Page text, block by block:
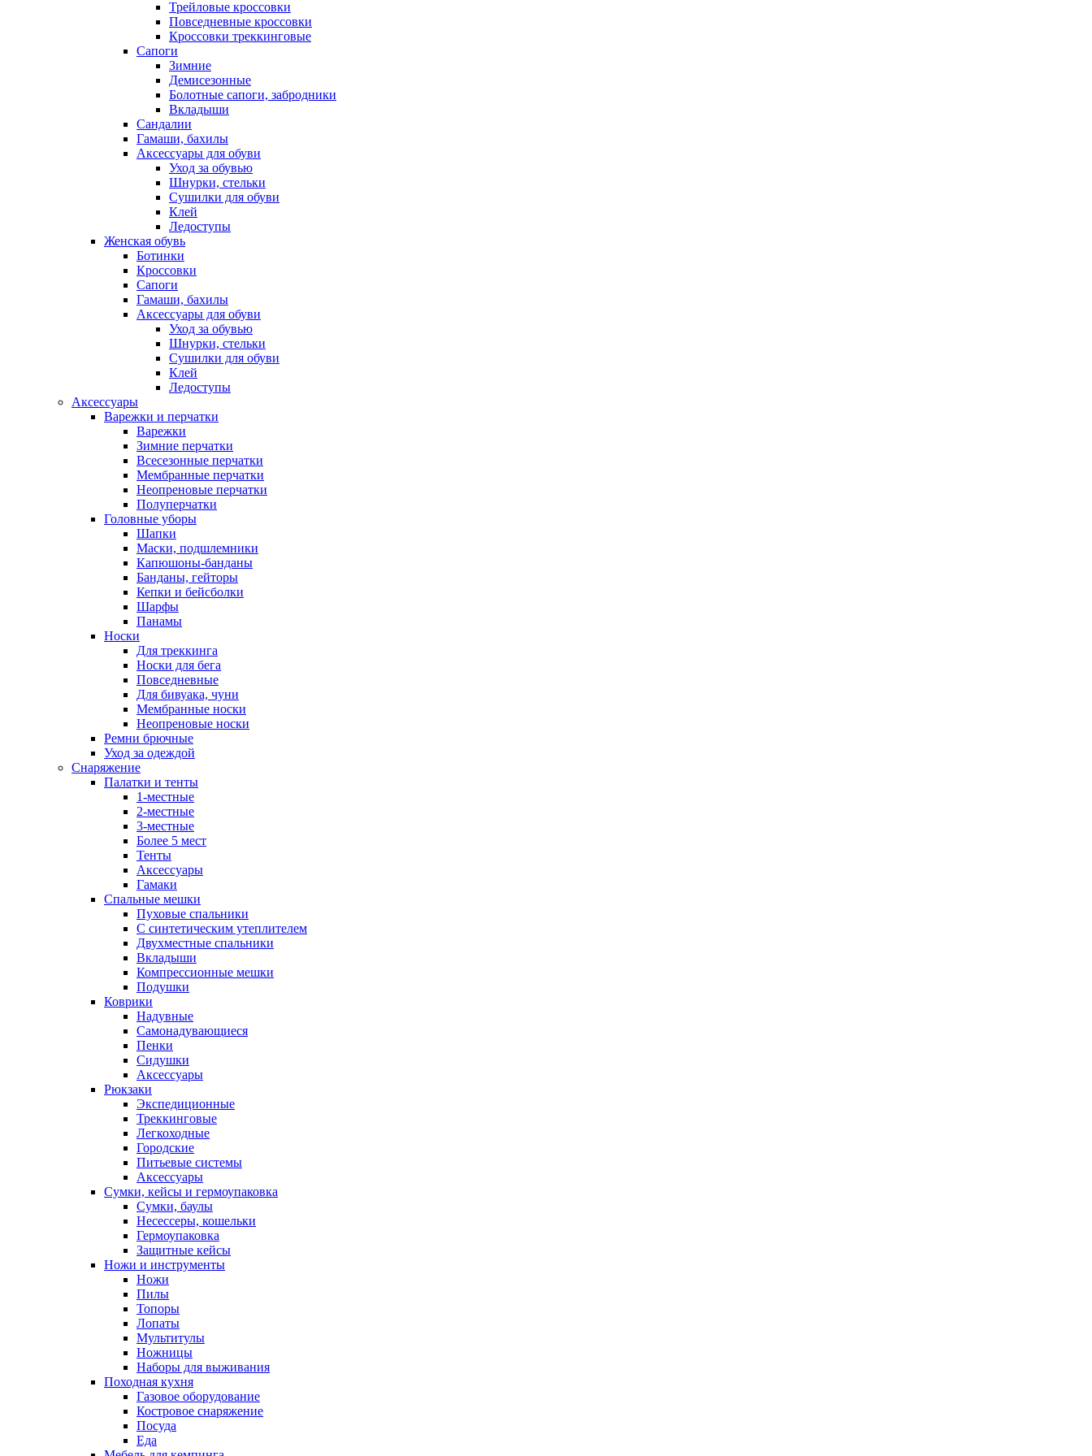
Трейловые кроссовки
Повседневные кроссовки
Кроссовки треккинговые
Сапоги
Зимние
Демисезонные
Болотные сапоги, забродники
Вкладыши
Сандалии
Гамаши, бахилы
Аксессуары для обуви
Уход за обувью
Шнурки, стельки
Сушилки для обуви
Клей
Ледоступы
Женская обувь
Ботинки
Кроссовки
Сапоги
Гамаши, бахилы
Аксессуары для обуви
Уход за обувью
Шнурки, стельки
Сушилки для обуви
Клей
Ледоступы
Аксессуары
Варежки и перчатки
Варежки
Зимние перчатки
Всесезонные перчатки
Мембранные перчатки
Неопреновые перчатки
Полуперчатки
Головные уборы
Шапки
Маски, подшлемники
Капюшоны-банданы
Банданы, гейторы
Кепки и бейсболки
Шарфы
Панамы
Носки
Для треккинга
Носки для бега
Повседневные
Для бивуака, чуни
Мембранные носки
Неопреновые носки
Ремни брючные
Уход за одеждой
Снаряжение
Палатки и тенты
1-местные
2-местные
3-местные
Более 5 мест
Тенты
Аксессуары
Гамаки
Спальные мешки
Пуховые спальники
С синтетическим утеплителем
Двухместные спальники
Вкладыши
Компрессионные мешки
Подушки
Коврики
Надувные
Самонадувающиеся
Пенки
Сидушки
Аксессуары
Рюкзаки
Экспедиционные
Треккинговые
Легкоходные
Городские
Питьевые системы
Аксессуары
Сумки, кейсы и гермоупаковка
Сумки, баулы
Несессеры, кошельки
Гермоупаковка
Защитные кейсы
Ножи и инструменты
Ножи
Пилы
Топоры
Лопаты
Мультитулы
Ножницы
Наборы для выживания
Походная кухня
Газовое оборудование
Костровое снаряжение
Посуда
Еда